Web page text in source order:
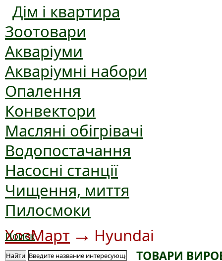
Дім і квартира
Зоотовари
Акваріуми
Акваріумні набори
Опалення
Конвектори
Масляні обігрівачі
Водопостачання
Насосні станції
Чищення, миття
Пилосмоки
Поиск
Найти
ХозМарт → Hyundai
ТОВАРИ